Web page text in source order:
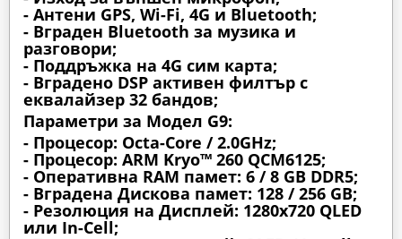
- Антени GPS, Wi-Fi, 4G и Bluetooth;
- Вграден Bluetooth за музика и
разговори;
- Поддръжка на 4G сим карта;
- Вградено DSP активен филтър с
еквалайзер 32 бандов;
Параметри за Модел G9:
- Процесор: Octa-Core / 2.0GHz;
- Процесор: ARM Kryo™ 260 QCM6125;
- Оперативна RAM памет: 6 / 8 GB DDR5;
- Вградена Дискова памет: 128 / 256 GB;
- Резолюция на Дисплей: 1280х720 QLED
или In-Cell;